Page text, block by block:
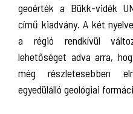
geoérték a Bükk-vidék
című kiadvány. A két
a régió rendkívül
lehetőséget adva arra,
még részletesebben
egyedülálló geológiai